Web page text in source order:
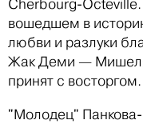
Cherbourg-
вошедшем в
любви и разлуки
Жак Деми — Мишеля
принят с восторгом.
"Молодец"